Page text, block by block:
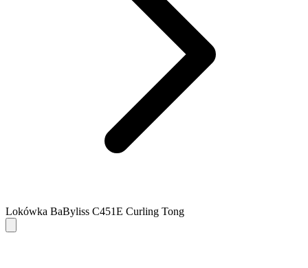
Lokówka BaByliss C451E Curling Tong